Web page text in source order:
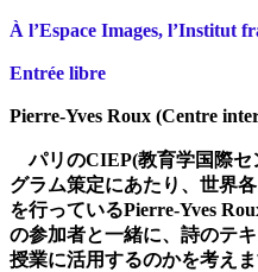
À l’Espace Images, l’Institut
Entrée libre
Pierre-Yves Roux (Centre
パリのCIEP(教育学国際セ
グラム策定にあたり、世界
を行っているPierre-Yves
の参加者と一緒に、詩のテ
授業に活用するのかを考え